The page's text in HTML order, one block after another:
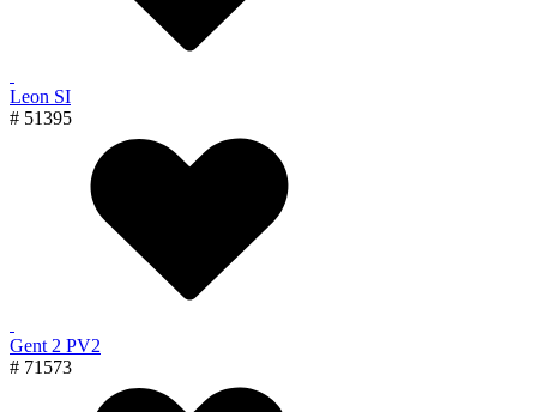
Leon SI
# 51395
Gent 2 PV2
# 71573